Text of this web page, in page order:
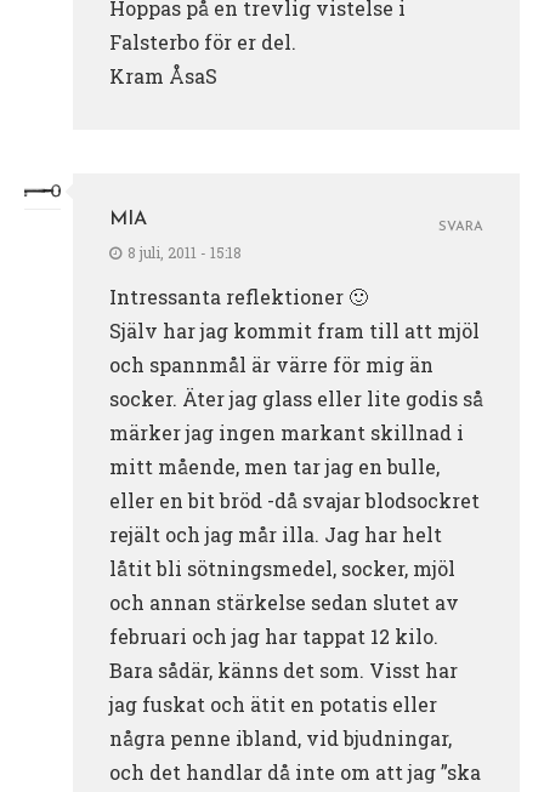
Hoppas på en trevlig vistelse i
Falsterbo för er del.
Kram ÅsaS
MIA
8 juli, 2011 - 15:18
Intressanta reflektioner 🙂
Själv har jag kommit fram till att mjöl
och spannmål är värre för mig än
socker. Äter jag glass eller lite godis så
märker jag ingen markant skillnad i
mitt mående, men tar jag en bulle,
eller en bit bröd -då svajar blodsockret
rejält och jag mår illa. Jag har helt
låtit bli sötningsmedel, socker, mjöl
och annan stärkelse sedan slutet av
februari och jag har tappat 12 kilo.
Bara sådär, känns det som. Visst har
jag fuskat och ätit en potatis eller
några penne ibland, vid bjudningar,
och det handlar då inte om att jag ”ska
SVARA